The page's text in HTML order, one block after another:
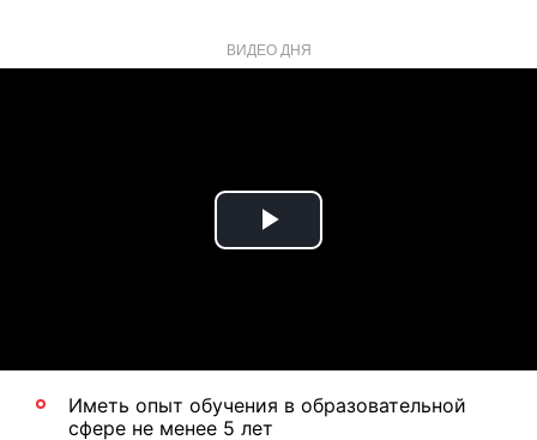
ВИДЕО ДНЯ
Play
Иметь опыт обучения в образовательной
сфере не менее 5 лет